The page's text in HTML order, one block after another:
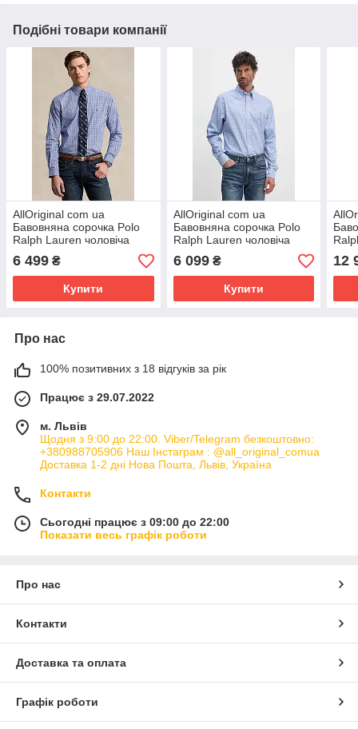
Подібні товари компанії
AllOriginal com ua
Бавовняна сорочка Polo
Ralph Lauren чоловіча
regular комір button-down
710953702 РОЗМІРИ
6 499 ₴
Купити
AllOriginal com ua
Бавовняна сорочка Polo
Ralph Lauren чоловіча
regular комір button-down
712954617 РОЗМІРИ
6 099₴
Купити
12
Про нас
100% позитивних з 18 відгуків за рік
Працює з 29.07.2022
м. Львів
Щодня з 9:00 до 22:00. Viber/Telegram безкоштовно:
+380988705906 Наш Інстаграм : @all_original_comua
Доставка 1-2 дні Нова Пошта, Львів, Україна
Контакти
Сьогодні працює з 09:00 до 22:00
Показати весь графік роботи
Про нас
Контакти
Доставка та оплата
Графік роботи